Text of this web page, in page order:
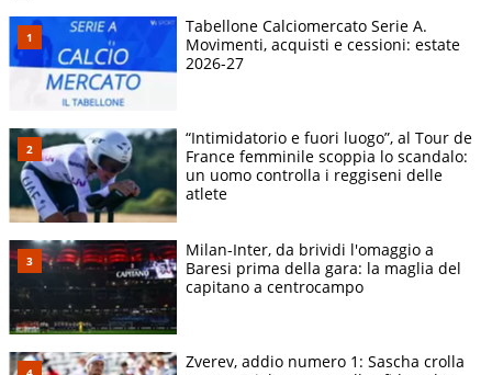
Tabellone Calciomercato Serie A.
Movimenti, acquisti e cessioni: estate
2026-27
“Intimidatorio e fuori luogo”, al Tour de
France femminile scoppia lo scandalo:
un uomo controlla i reggiseni delle
atlete
Milan-Inter, da brividi l'omaggio a
Baresi prima della gara: la maglia del
capitano a centrocampo
Zverev, addio numero 1: Sascha crolla